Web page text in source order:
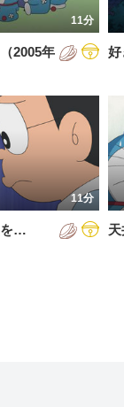
年
年
年
11分
2005年
好
11分
を…